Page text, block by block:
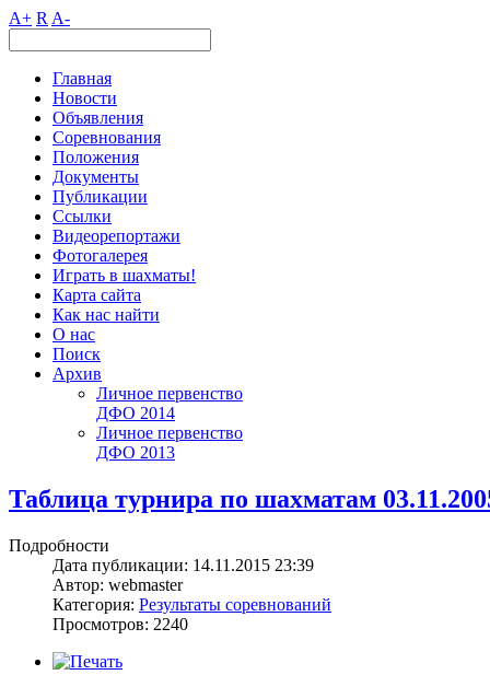
A+ R A-
Главная
Новости
Объявления
Соревнования
Положения
Документы
Публикации
Ссылки
Видеорепортажи
Фотогалерея
Играть в шахматы!
Карта сайта
Как нас найти
О нас
Поиск
Архив
Личное первенство
ДФО 2014
Личное первенство
ДФО 2013
Таблица турнира по шахматам
Подробности
Дата публикации: 14.11.2015 23:39
Автор: webmaster
Категория: Результаты соревнований
Просмотров: 2240